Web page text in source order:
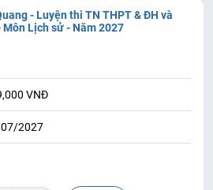
- Luyện thi TN THPT & ĐH và
Môn Lịch sử - Năm 2027
VNĐ
2027